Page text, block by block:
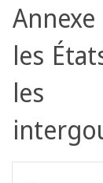
les
les